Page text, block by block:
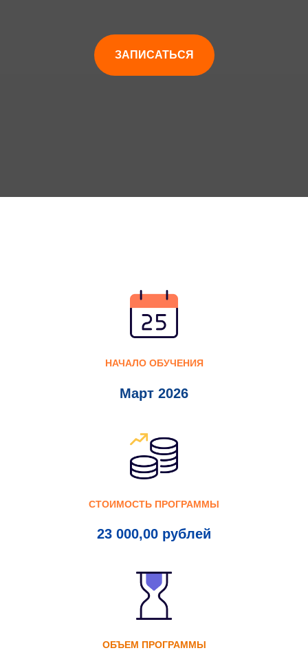
ЗАПИСАТЬСЯ
НАЧАЛО ОБУЧЕНИЯ
Март 2026
СТОИМОСТЬ ПРОГРАММЫ
23 000,00 рублей
ОБЪЕМ ПРОГРАММЫ